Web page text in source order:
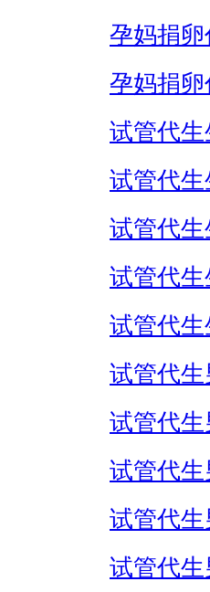
孕妈捐
孕妈捐卵
试管代
试管代
试管代
试管代
试管代生
试管代
试管代
试管代
试管代
试管代生